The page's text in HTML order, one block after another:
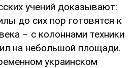
учений доказывают:
до сих пор готовятся к
– с колоннами техники
на небольшой площади.
украинском